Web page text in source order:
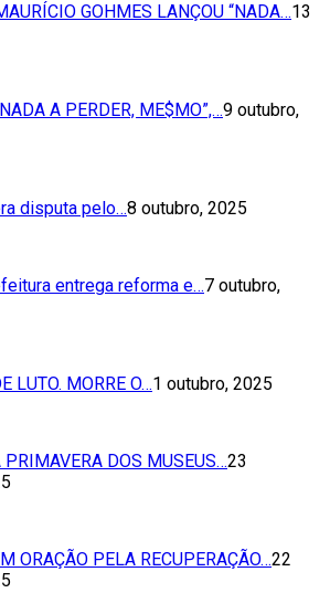
GOHMES LANÇOU “NADA…13
A PERDER, ME$MO”,…9 outubro,
disputa pelo…8 outubro, 2025
entrega reforma e…7 outubro,
LUTO. MORRE O…1 outubro, 2025
PRIMAVERA DOS MUSEUS…23
ORAÇÃO PELA RECUPERAÇÃO…22